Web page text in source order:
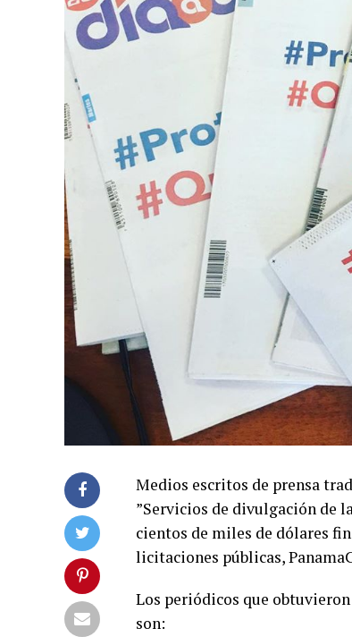
Medios escritos de prensa
”Servicios de divulgación de
cientos de miles de dólares
licitaciones públicas,
Los periódicos que
son: